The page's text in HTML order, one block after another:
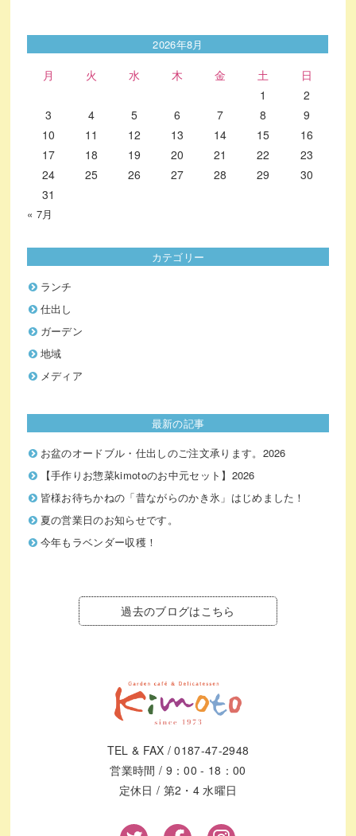
2026年8月
月 火 水 木 金 土
日
1
2
3
4 5 6 7 8
9
10
11 12 13 14 15
16
17
18 19 20 21 22
23
24
25 26 27 28 29
30
31
« 7月
カテゴリー
ランチ
仕出し
ガーデン
地域
メディア
最新の記事
お盆のオードブル・仕出しのご注文承ります。2026
【手作りお惣菜kimotoのお中元セット】2026
皆様お待ちかねの「昔ながらのかき氷」はじめました！
夏の営業日のお知らせです。
今年もラベンダー収穫！
過去のブログはこちら
TEL & FAX / 0187-47-2948
営業時間 / 9：00 - 18：00
定休日 / 第2・4 水曜日